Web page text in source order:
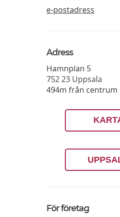
e-postadress
Adress
Hamnplan 5
752 23 Uppsala
494m från centrum
För företag